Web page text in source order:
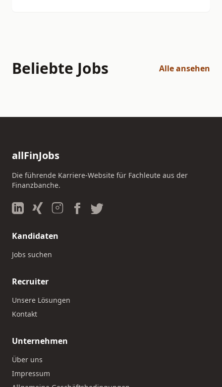
Beliebte Jobs Alle ansehen
allFinJobs
Die führende Karriere-Website für Fachleute aus der
Finanzbanche.
Kandidaten
Jobs suchen
Recruiter
Unsere Lösungen
Kontakt
Unternehmen
Über uns
Impressum